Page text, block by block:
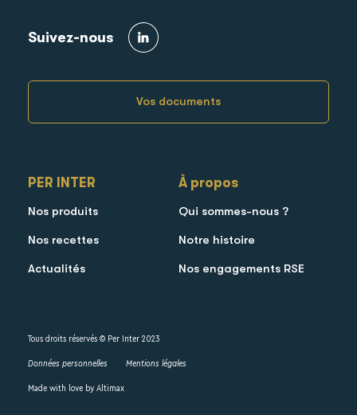
PER INTER
Nos produits
Nos recettes
Actualités
À propos
Qui sommes-nous ?
Notre histoire
Nos engagements RSE
Suivez-nous
Vos documents
Tous droits réservés © Per Inter 2023
Données personnelles Mentions légales
Made with love by Altimax